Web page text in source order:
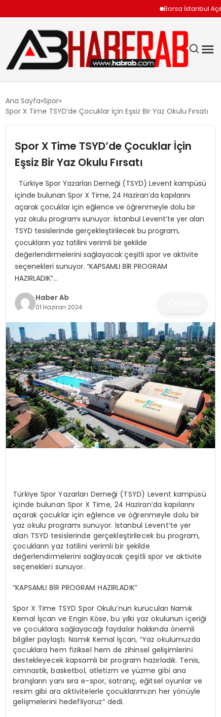
Borsa İstanbul
SIYASET
TEKNOLOJI
SPOR
SAĞLIK
MAGAZIN
YAŞAM
Ana Sayfa Spor
Spor X Time TSYD’de Çocuklar İçin Eşsiz Bir Yaz Okulu Fırsatı
Spor X Time TSYD’de Çocuklar İçin
Eşsiz Bir Yaz Okulu Fırsatı
Türkiye Spor Yazarları Derneği (TSYD) Levent kampüsü
içinde bulunan Spor X Time, 24 Haziran’da kapılarını
açarak çocuklar için eğlence ve öğrenmeyle dolu bir
yaz okulu programı sunuyor. İstanbul Levent’te yer alan
TSYD tesislerinde gerçekleştirilecek bu program,
çocukların yaz tatilini verimli bir şekilde
değerlendirmelerini sağlayacak çeşitli spor ve aktivite
seçenekleri sunuyor. “KAPSAMLI BİR PROGRAM
HAZIRLADIK”…
Haber Ab
01 Haziran 2024
Türkiye Spor Yazarları Derneği (TSYD) Levent kampüsü
içinde bulunan Spor X Time, 24 Haziran’da kapılarını
açarak çocuklar için eğlence ve öğrenmeyle dolu bir
yaz okulu programı sunuyor. İstanbul Levent’te yer
alan TSYD tesislerinde gerçekleştirilecek bu program,
çocukların yaz tatilini verimli bir şekilde
değerlendirmelerini sağlayacak çeşitli spor ve aktivite
seçenekleri sunuyor.
“KAPSAMLI BİR PROGRAM HAZIRLADIK”
Spor X Time TSYD Spor Okulu’nun kurucuları Namık
Kemal İşcan ve Engin Köse, bu yılki yaz okulunun içeriği
ve çocuklara sağlayacağı faydalar hakkında önemli
bilgiler paylaştı. Namık Kemal İşcan, “Yaz okulumuzda
çocuklara hem fiziksel hem de zihinsel gelişimlerini
destekleyecek kapsamlı bir program hazırladık. Tenis,
cimnastik, basketbol, atletizm ve yüzme gibi ana
branşların yanı sıra e-spor, satranç, eğitsel oyunlar ve
resim gibi ara aktivitelerle çocuklarımızın her yönüyle
gelişmelerini hedefliyoruz” dedi.